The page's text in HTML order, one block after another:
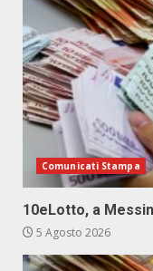
Comunicati Stampa
10eLotto, a
5 Agosto 2026